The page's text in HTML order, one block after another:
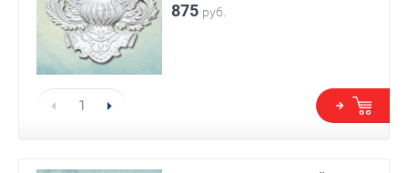
875 руб.